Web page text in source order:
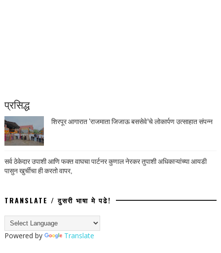
प्रसिद्ध
शिरपूर आगारात ‘राजमाता जिजाऊ बससेवे’चे लोकार्पण उत्साहात संपन्न
सर्व ठेकेदार उपाशी आणि फक्त वाघचा पार्टनर कुणाल नेरकर तुपाशी अधिकाऱ्यांच्या आयडी
पासुन खुर्चीचा ही करतो वापर,
TRANSLATE / दुसरी भाषा मे पढे!
Powered by Translate